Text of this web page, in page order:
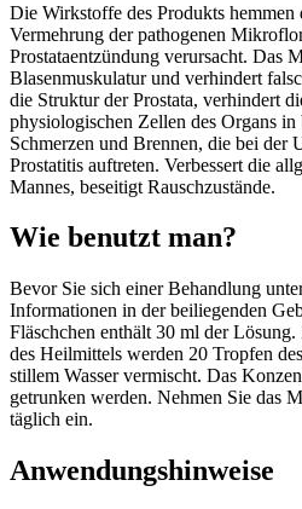
Die Wirkstoffe des Produkts hemmen
Vermehrung der pathogenen
Prostataentzündung verursacht. Das
Blasenmuskulatur und verhindert
die Struktur der Prostata, verhindert
physiologischen Zellen des Organs
Schmerzen und Brennen, die bei der
Prostatitis auftreten. Verbessert die
Mannes, beseitigt Rauschzustände.
Wie benutzt man?
Bevor Sie sich einer Behandlung
Informationen in der beiliegenden
Fläschchen enthält 30 ml der
des Heilmittels werden 20 Tropfen
stillem Wasser vermischt. Das
getrunken werden. Nehmen Sie das
täglich ein.
Anwendungshinweise